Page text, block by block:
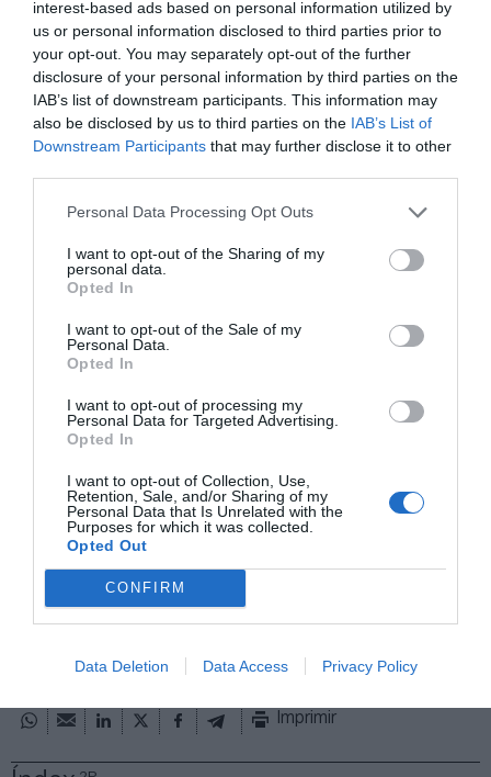
interest-based ads based on personal information utilized by
us or personal information disclosed to third parties prior to
your opt-out. You may separately opt-out of the further
disclosure of your personal information by third parties on the
IAB’s list of downstream participants. This information may
also be disclosed by us to third parties on the IAB’s List of
Downstream Participants that may further disclose it to other
Personal Data Processing Opt Outs
I want to opt-out of the Sharing of my
personal data.
Opted In
I want to opt-out of the Sale of my
Personal Data.
Opted In
I want to opt-out of processing my
Personal Data for Targeted Advertising.
Opted In
I want to opt-out of Collection, Use,
Retention, Sale, and/or Sharing of my
Personal Data that Is Unrelated with the
Purposes for which it was collected.
Opted Out
CONFIRM
Data Deletion Data Access Privacy Policy
de Nueva York. Dos operaciones corporativas que
debería ayudar al OL a cerrar el agujero de más de 325
que ha acumulado en las últimas cinco
temporadas.
Sobre Intelligence 2P
inteligencia de mercado de 2Playbook, cuya plataforma
clubes de LaLiga, Liga F y Primera Federación; 200
La plataforma también contabiliza la asistencia a
música en España, así como más de 25.000 contratos
de patrocinio en el mercado español y otros 7.000
contratos de las ligas europeas y norteamericanas de
tipología de activos, marcas, categorías de producto y
valor económico aproximado de cada acuerdo. Si
través deintelligence@2playbook.com
Añadir2Playbookcomo fuente preferida de Google
de forma gratuita
Mantente informado con las últimas noticias de actualidad.
Compartir
Imprimir